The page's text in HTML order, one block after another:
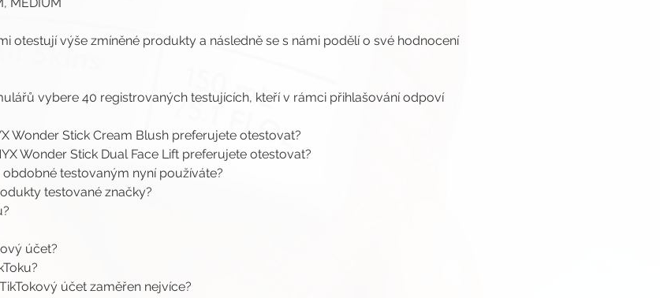
otestují výše zmíněné produkty a následně se s námi podělí o své hodnocení
vybere 40 registrovaných testujících, kteří v rámci přihlašování odpoví
Wonder Stick Cream Blush preferujete otestovat?
Wonder Stick Dual Face Lift preferujete otestovat?
testovaným nyní používáte?
testované značky?
účet?
účet zaměřen nejvíce?